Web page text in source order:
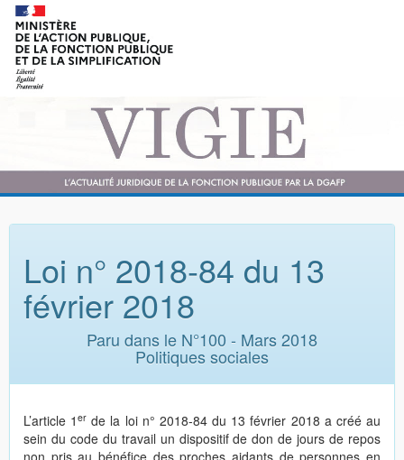
Loi n° 2018-84 du 13
février 2018
Paru dans le N°100 - Mars 2018
Politiques sociales
L’article 1er de la loi n° 2018-84 du 13 février 2018 a créé au
sein du code du travail un dispositif de don de jours de repos